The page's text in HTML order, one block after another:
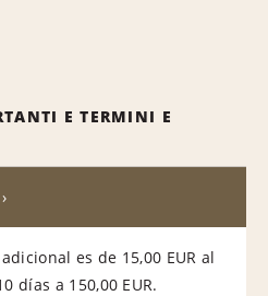
E TERMINI E
es de 15,00 EUR al
días a 150,00 EUR.